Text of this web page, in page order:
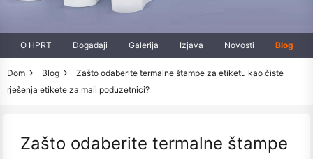
O HPRT Događaji Galerija Izjava Novosti Blog
Dom Blog
Zašto odaberite termalne štampe za etiketu kao čiste
rješenja etikete za mali poduzetnici?
Zašto odaberite termalne štampe